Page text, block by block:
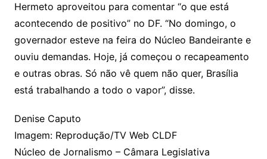
Hermeto aproveitou para comentar “o que está
acontecendo de positivo” no DF. “No domingo, o
governador esteve na feira do Núcleo Bandeirante e
ouviu demandas. Hoje, já começou o recapeamento
e outras obras. Só não vê quem não quer, Brasília
está trabalhando a todo o vapor”, disse.
Denise Caputo
Imagem: Reprodução/TV Web CLDF
Núcleo de Jornalismo – Câmara Legislativa